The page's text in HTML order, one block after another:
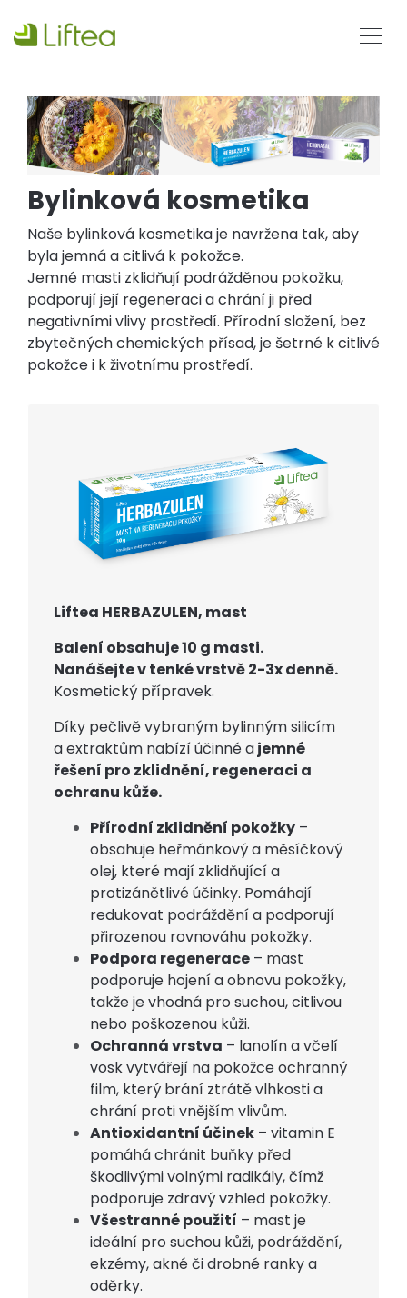
Bylinková kosmetika
Naše bylinková kosmetika je navržena tak, aby
byla jemná a citlivá k pokožce.
Jemné masti zklidňují podrážděnou pokožku,
podporují její regeneraci a chrání ji před
negativními vlivy prostředí. Přírodní složení, bez
zbytečných chemických přísad, je šetrné k citlivé
pokožce i k životnímu prostředí.
Liftea HERBAZULEN, mast
Balení obsahuje 10 g masti.
Nanášejte v tenké vrstvě 2-3x denně.
Kosmetický přípravek.
Díky pečlivě vybraným bylinným silicím
a extraktům nabízí účinné ajemné
řešení pro zklidnění, regeneraci a
ochranu kůže.
Přírodní zklidnění pokožky –
obsahuje heřmánkový a měsíčkový
olej, které mají zklidňující a
protizánětlivé účinky. Pomáhají
redukovat podráždění a podporují
přirozenou rovnováhu pokožky.
Podpora regenerace – mast
podporuje hojení a obnovu pokožky,
takže je vhodná pro suchou, citlivou
nebo poškozenou kůži.
Ochranná vrstva – lanolín a včelí
vosk vytvářejí na pokožce ochranný
film, který brání ztrátě vlhkosti a
chrání proti vnějším vlivům.
Antioxidantní účinek – vitamin E
pomáhá chránit buňky před
škodlivými volnými radikály, čímž
podporuje zdravý vzhled pokožky.
Všestranné použití – mast je
ideální pro suchou kůži, podráždění,
ekzémy, akné či drobné ranky a
oděrky.